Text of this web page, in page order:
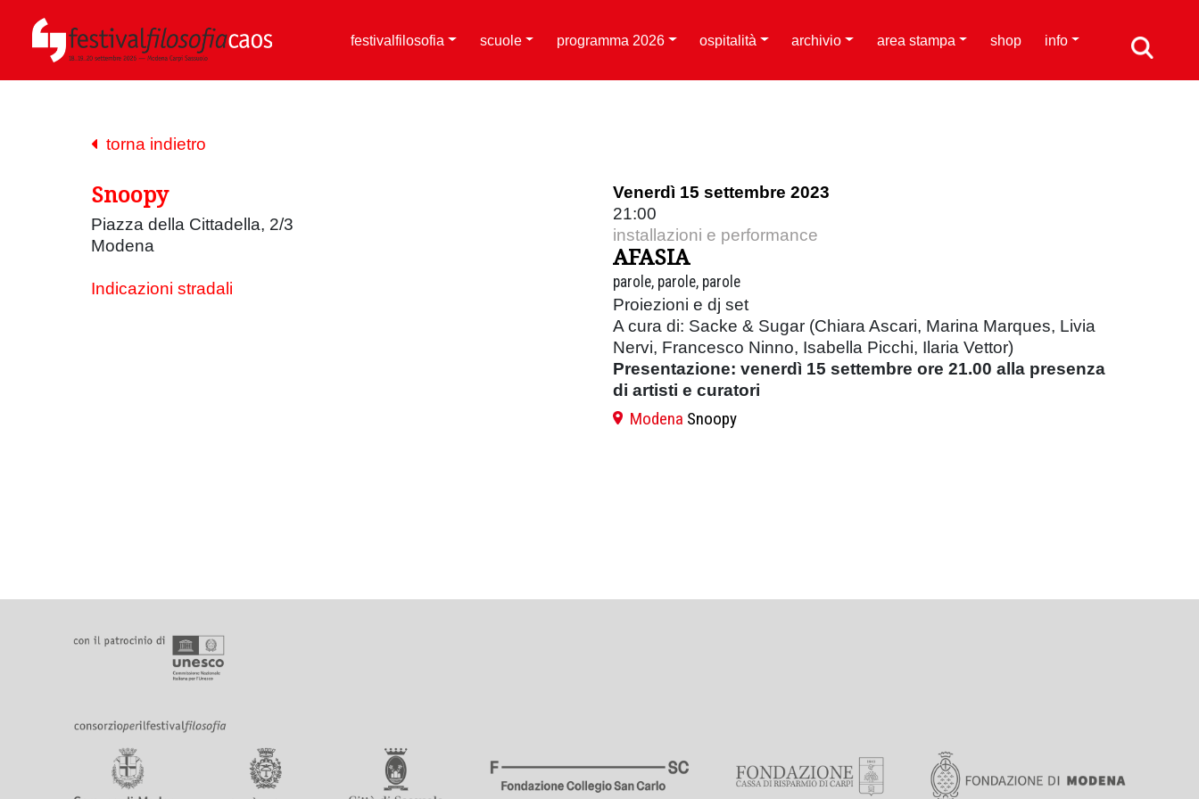
festivalfilosofia scuole programma 2026 ospitalità archivio area stampa shop info
torna indietro
Snoopy
Piazza della Cittadella, 2/3
Modena
Indicazioni stradali
Venerdì 15 settembre 2023
21:00
installazioni e performance
AFASIA
parole, parole, parole
Proiezioni e dj set
A cura di: Sacke & Sugar (Chiara Ascari, Marina Marques, Livia
Nervi, Francesco Ninno, Isabella Picchi, Ilaria Vettor)
Presentazione: venerdì 15 settembre ore 21.00 alla presenza
di artisti e curatori
Modena Snoopy